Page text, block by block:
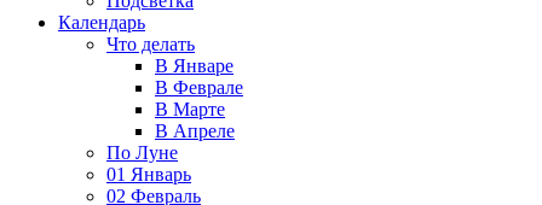
Календарь
Что делать
В Январе
В Феврале
В Марте
В Апреле
По Луне
01 Январь
02 Февраль